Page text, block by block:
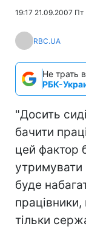
19:17 21.09.2007 Пт
RBC.UA
Не трать
РБК-
"Досить
бачити
цей фактор
утримувати
буде
тільки